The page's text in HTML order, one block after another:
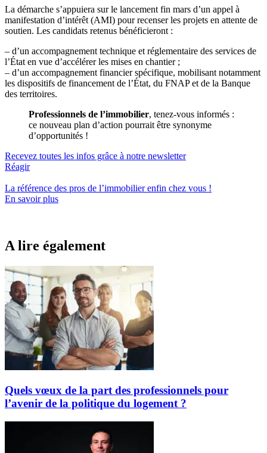
La démarche s’appuiera sur le lancement fin mars d’un appel à
manifestation d’intérêt (AMI) pour recenser les projets en attente de
soutien. Les candidats retenus bénéficieront :
– d’un accompagnement technique et réglementaire des services de
l’État en vue d’accélérer les mises en chantier ;
– d’un accompagnement financier spécifique, mobilisant notamment
les dispositifs de financement de l’État, du FNAP et de la Banque
des territoires.
Professionnels de l’immobilier, tenez-vous informés :
ce nouveau plan d’action pourrait être synonyme
d’opportunités !
Recevez toutes les infos grâce à notre newsletter
Réagir
La référence des pros de l’immobilierenfin chez vous !
En savoir plus
A lire également
Quels vœux de la part des professionnels pour
l’avenir de la politique du logement ?